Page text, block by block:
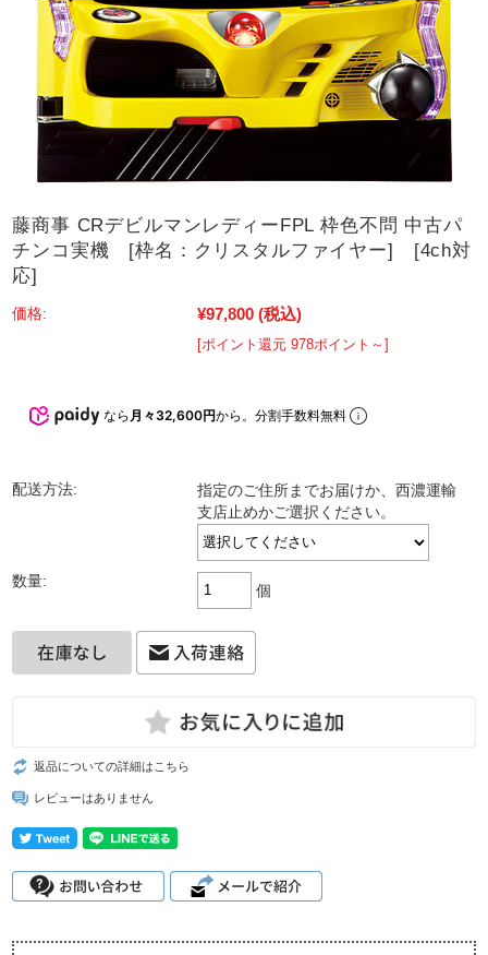
藤商事 CRデビルマンレディーFPL 枠色不問 中古パ
チンコ実機 [枠名：クリスタルファイヤー] [4ch対
応]
価格: ¥97,800 (税込)
[ポイント還元 978ポイント～]
なら 月々32,600円から。分割手数料無料
配送方法:
指定のご住所までお届けか、西濃運輸
支店止めかご選択ください。
数量:
個
返品についての詳細はこちら
レビューはありません